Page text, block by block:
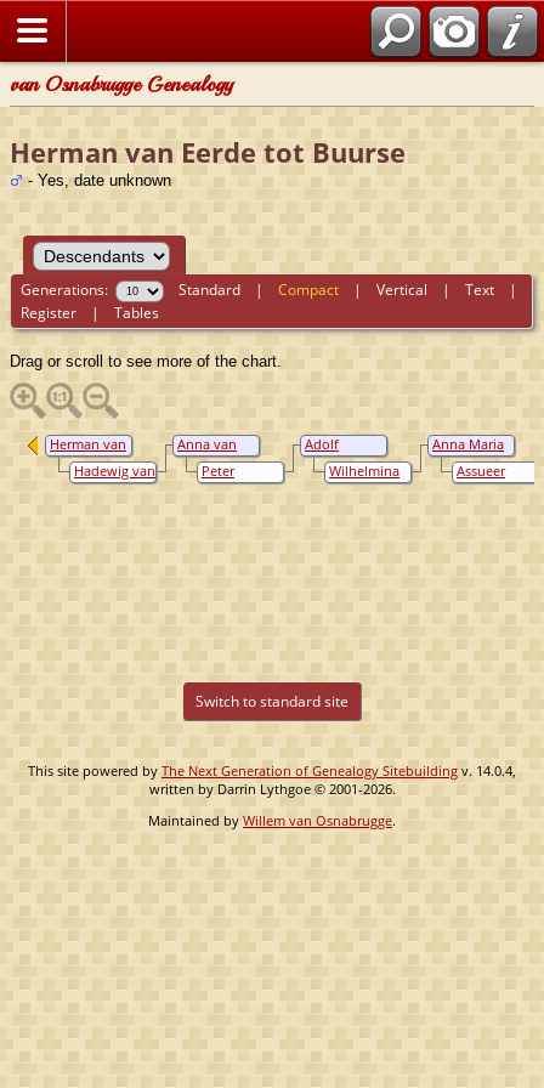
van Osnabrugge Genealogy
Herman van Eerde tot Buurse
- Yes, date unknown
Generations: Standard |Compact |Vertical |Text |
Register |Tables
Drag or scroll to see more of the chart.
Anna Maria
Ripperda
Assueer
Torck
Adolf
Hendrik
Ripperda
Wilhelmina
van Tuyl van
Serooskerken
Anna van
Eerde tot
BuursePeter
Vincent
Ripperda van
Herman van
Eerde tot
BuurseHadewig van
Bevervoorde
Switch to standard site
This site powered by The Next Generation of Genealogy Sitebuilding v. 14.0.4,
written by Darrin Lythgoe © 2001-2026.
Maintained byWillem van Osnabrugge.